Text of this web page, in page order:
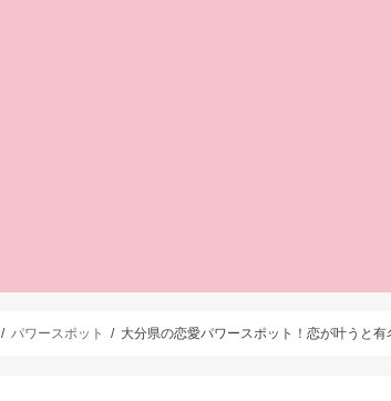
パワースポット 大分県の恋愛パワースポット！恋が叶うと有